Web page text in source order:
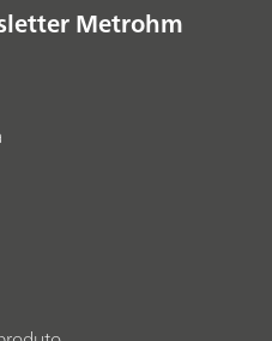
Metrohm